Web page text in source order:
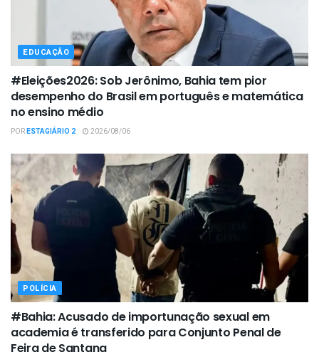
EDUCAÇÃO
#Eleições2026: Sob Jerônimo, Bahia tem pior
desempenho do Brasil em português e matemática
no ensino médio
PORESTAGIÁRIO 2 2026/08/06
POLÍCIA
#Bahia: Acusado de importunação sexual em
academia é transferido para Conjunto Penal de
Feira de Santana